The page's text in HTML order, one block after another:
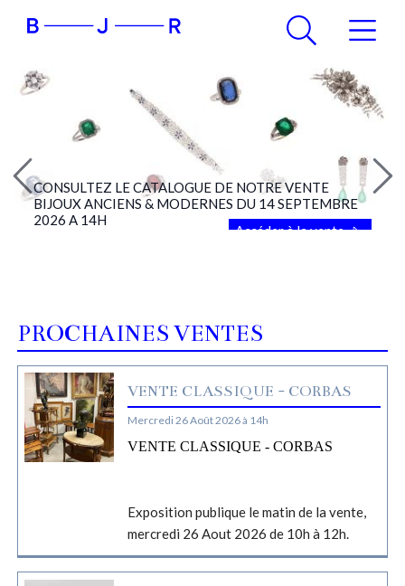
CONSULTEZ LE CATALOGUE DE NOTRE VENTE
BIJOUX ANCIENS & MODERNES DU 14 SEPTEMBRE
2026 A 14H
Accéder à la vente
PROCHAINES VENTES
VENTE CLASSIQUE - CORBAS
Mercredi 26 Août 2026 à 14h
VENTE CLASSIQUE - CORBAS
Exposition publique le matin de la vente,
mercredi 26 Aout 2026 de 10h à 12h.